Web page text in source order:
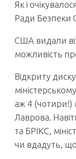
Як і
Ради Безпеки
США видали
можливість
Відкриту
аж 4 (чотири!)
Лаврова.
та БРІКС,
чи вдадуть,